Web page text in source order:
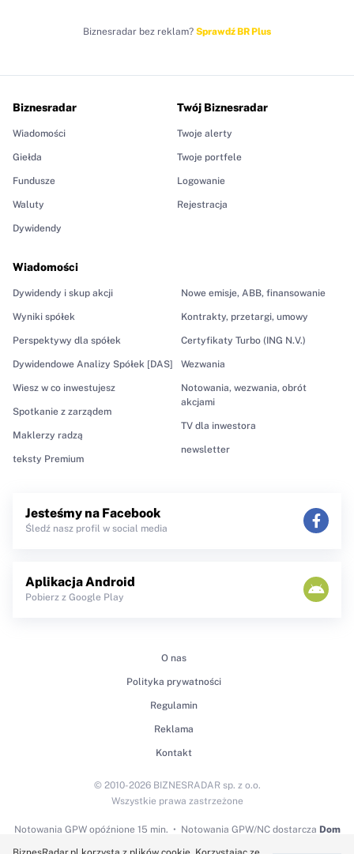
Biznesradar bez reklam? Sprawdź BR Plus
Biznesradar
Wiadomości
Giełda
Fundusze
Waluty
Dywidendy
Wiadomości
Dywidendy i skup akcji
Wyniki spółek
Perspektywy dla spółek
Dywidendowe Analizy Spółek [DAS]
Wiesz w co inwestujesz
Spotkanie z zarządem
Maklerzy radzą
teksty Premium
Nowe emisje, ABB, finansowanie
Kontrakty, przetargi, umowy
Certyfikaty Turbo (ING N.V.)
Wezwania
Notowania, wezwania, obrót
akcjami
TV dla inwestora
newsletter
Twój Biznesradar
Twoje alerty
Twoje portfele
Logowanie
Rejestracja
Jesteśmy na Facebook
Śledź nasz profil w social media
Aplikacja Android
Pobierz z Google Play
O nas
Polityka prywatności
Regulamin
Reklama
Kontakt
Notowania GPWopóźnione 15 min. Notowania GPW/NC dostarcza Dom
© 2010-2026 BIZNESRADAR sp. z o.o.
Wszystkie prawa zastrzeżone